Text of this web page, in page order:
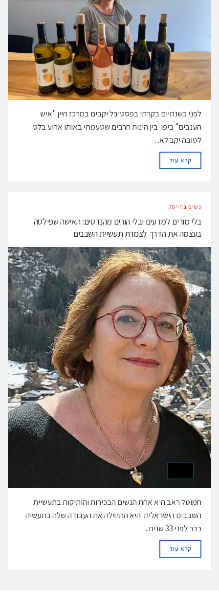
לפני כשנתיים בקרתי בפסטיבל יקבים במרכז היין "איש
הענבים" ביפו. בין הינות הרבים שטעמתי באותו ארוע בלט
לטובה יקב לא...
קרא עודDETAILS
נשים בהייטק
בלי מורים למדעים ובלי הורים מהנדסים: האישה שפילסה
בעצמה את הדרך לצמרת תעשיית השבבים
חמוטל ראב היא אחת הנשים הבכירות והותיקות בתעשיית
השבבים הישראלית. היא התחילה את העבודה שלה בתעשיה
כבר לפני 33 שנים...
קרא עודDETAILS